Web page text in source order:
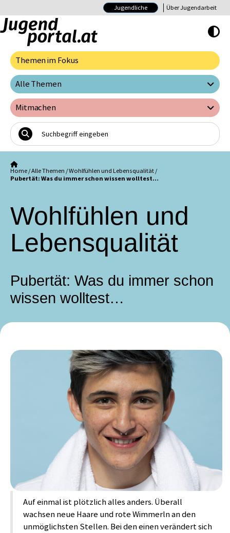
Jugendliche Über Jugendarbeit
Hoher Kontrast
Themen im Fokus
Alle Themen
Mitmachen
Home /Alle Themen /Wohlfühlen und Lebensqualität /
Pubertät: Was du immer schon wissen wolltest…
Wohlfühlen und
Lebensqualität
Pubertät: Was du immer schon
wissen wolltest…
Auf einmal ist plötzlich alles anders. Überall
wachsen neue Haare und rote Wimmerln an den
unmöglichsten Stellen. Bei den einen verändert sich